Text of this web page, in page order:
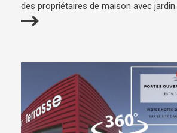
des propriétaires de maison avec jardin.